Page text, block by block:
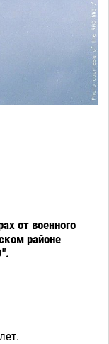
от военного
районе